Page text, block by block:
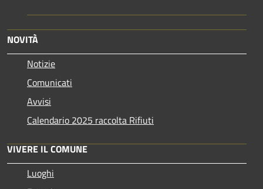
NOVITÀ
Notizie
Comunicati
Avvisi
Calendario 2025 raccolta Rifiuti
VIVERE IL COMUNE
Luoghi